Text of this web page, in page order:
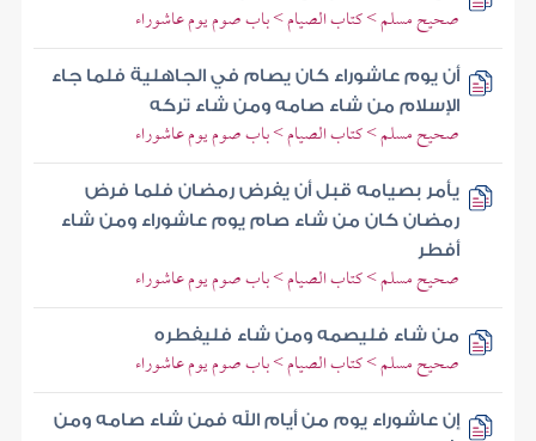
صحيح مسلم > كتاب الصيام > باب صوم يوم عاشوراء
أن يوم عاشوراء كان يصام في الجاهلية فلما جاء
الإسلام من شاء صامه ومن شاء تركه
صحيح مسلم > كتاب الصيام > باب صوم يوم عاشوراء
يأمر بصيامه قبل أن يفرض رمضان فلما فرض
رمضان كان من شاء صام يوم عاشوراء ومن شاء
أفطر
صحيح مسلم > كتاب الصيام > باب صوم يوم عاشوراء
من شاء فليصمه ومن شاء فليفطره
صحيح مسلم > كتاب الصيام > باب صوم يوم عاشوراء
إن عاشوراء يوم من أيام الله فمن شاء صامه ومن